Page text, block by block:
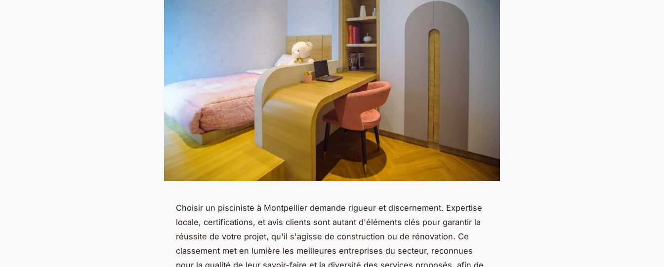
Choisir un pisciniste à Montpellier demande rigueur et discernement. Expertise
locale, certifications, et avis clients sont autant d'éléments clés pour garantir la
réussite de votre projet, qu'il s'agisse de construction ou de rénovation. Ce
classement met en lumière les meilleures entreprises du secteur, reconnues